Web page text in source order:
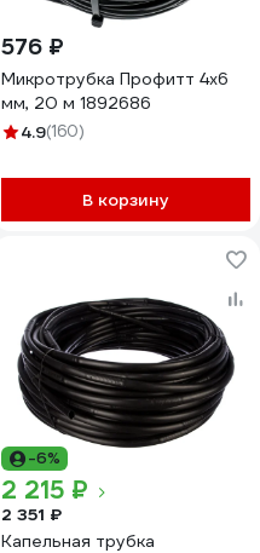
576 ₽
Микротрубка Профитт 4x6
мм, 20 м 1892686
4.9(160)
В корзину
-6%
2 215 ₽
2 351 ₽
Капельная трубка